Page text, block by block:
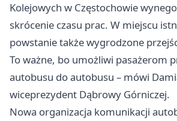
Kolejowych w Częstochowie
skrócenie czasu prac. W miejscu
powstanie także wygrodzone
To ważne, bo umożliwi pasażerom
autobusu do autobusu – mówi
wiceprezydent Dąbrowy Górniczej.
Nowa organizacja komunikacji